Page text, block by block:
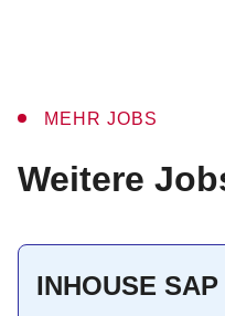
MEHR JOBS
:
Weitere
INHOUSE